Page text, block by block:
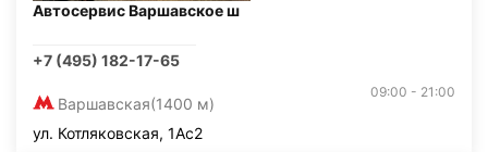
Автосервис Варшавское ш
+7 (495) 182-17-65
Варшавская(1400 м)
09:00 - 21:00
ул. Котляковская, 1Ас2